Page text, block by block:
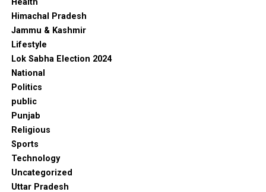
Health
Himachal Pradesh
Jammu & Kashmir
Lifestyle
Lok Sabha Election 2024
National
Politics
public
Punjab
Religious
Sports
Technology
Uncategorized
Uttar Pradesh